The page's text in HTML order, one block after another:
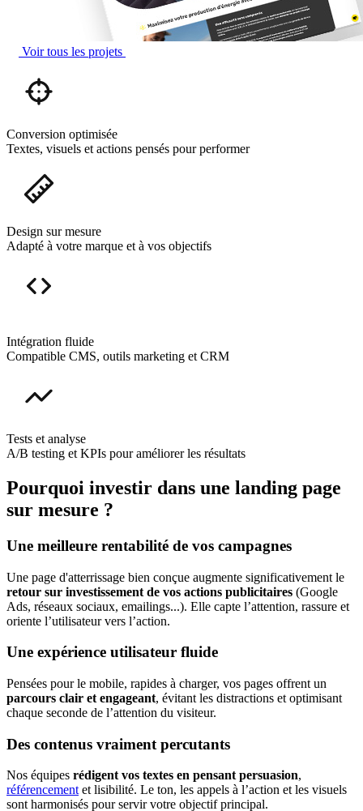
Voir tous les projets
Conversion optimisée
Textes, visuels et actions pensés pour performer
Design sur mesure
Adapté à votre marque et à vos objectifs
Intégration fluide
Compatible CMS, outils marketing et CRM
Tests et analyse
A/B testing et KPIs pour améliorer les résultats
Pourquoi investir dans une landing page
sur mesure ?
Une meilleure rentabilité de vos campagnes
Une page d'atterrissage bien conçue augmente significativement le
retour sur investissement de vos actions publicitaires (Google
Ads, réseaux sociaux, emailings...). Elle capte l’attention, rassure et
oriente l’utilisateur vers l’action.
Une expérience utilisateur fluide
Pensées pour le mobile, rapides à charger, vos pages offrent un
parcours clair et engageant, évitant les distractions et optimisant
chaque seconde de l’attention du visiteur.
Des contenus vraiment percutants
Nos équipes rédigent vos textes en pensant persuasion,
référencementet lisibilité. Le ton, les appels à l’action et les visuels
sont harmonisés pour servir votre objectif principal.